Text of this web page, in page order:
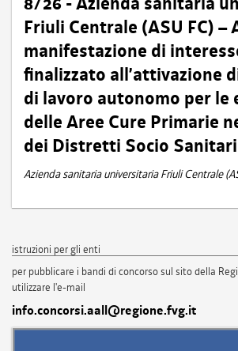
Friuli Centrale (ASU FC) –
manifestazione di
finalizzato all’attivazione
di lavoro autonomo per le
delle Aree Cure Primarie
dei Distretti Socio
Azienda sanitaria universitaria Friuli Centrale
istruzioni per gli enti
per pubblicare i bandi di concorso sul sito della
utilizzare l'e-mail
info.concorsi.aall@regione.fvg.it